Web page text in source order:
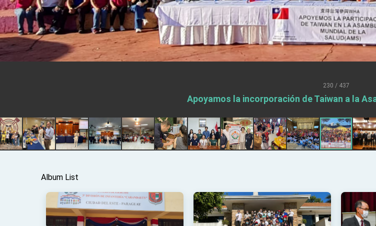
Presidential Office thanks US President Trump for signing Taiwan Assurance
President Lai delivers 2025 National Day Address
Presidential Inauguration Speech
Taiwan government to open office in Arizona, advancing Taiwan-US exchanges
230 / 437
Apoyamos la incorporación de Taiwan a la
Album List